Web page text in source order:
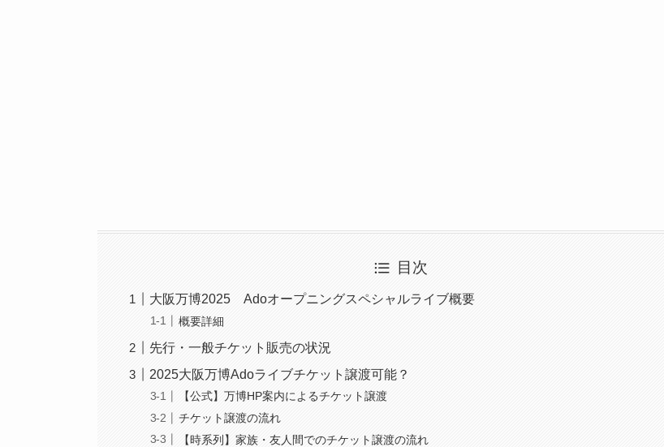
目次
大阪万博2025 Adoオープニングスペシャルライブ概要
概要詳細
先行・一般チケット販売の状況
2025大阪万博Adoライブチケット譲渡可能？
【公式】万博HP案内によるチケット譲渡
チケット譲渡の流れ
【時系列】家族・友人間でのチケット譲渡の流れ